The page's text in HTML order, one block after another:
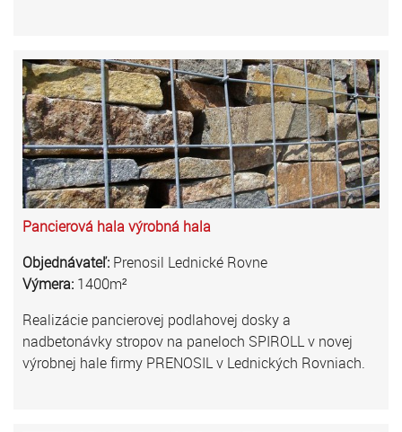
Pancierová hala výrobná hala
Objednávateľ: Prenosil Lednické Rovne
Výmera: 1400m²
Realizácie pancierovej podlahovej dosky a
nadbetonávky stropov na paneloch SPIROLL v novej
výrobnej hale firmy PRENOSIL v Lednických Rovniach.